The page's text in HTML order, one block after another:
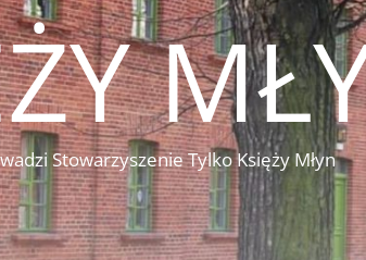
Stowarzyszenie Tylko Księży Młyn